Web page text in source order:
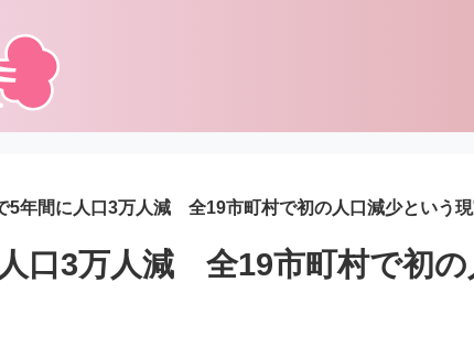
5年間に人口3万人減 全19市町村で初の人口減少という
口3万人減 全19市町村で初